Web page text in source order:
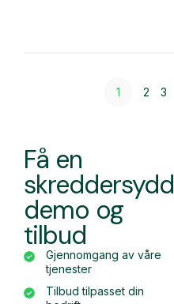
1 2 3
Få en
skreddersydd
demo og
tilbud
Gjennomgang av våre
tjenester
Tilbud tilpasset din